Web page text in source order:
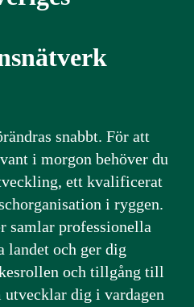
snabbt. För att
i morgon behöver du
ett kvalificerat
i ryggen.
samlar professionella
landet och ger dig
och tillgång till
dig i vardagen